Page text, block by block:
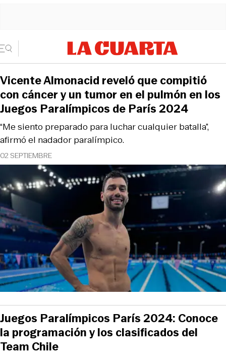
02 SEPTIEMBRE
“Me siento preparado para luchar cualquier batalla”,
afirmó el nadador paralímpico.
Vicente Almonacid reveló que compitió
con cáncer y un tumor en el pulmón en los
Juegos Paralímpicos de París 2024
Juegos Paralímpicos París 2024: Conoce
la programación y los clasificados del
Team Chile